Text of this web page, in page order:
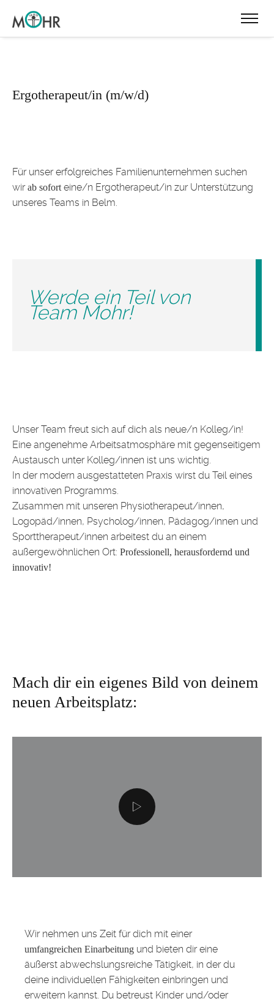
Ergotherapeut/in (m/w/d)
Für unser erfolgreiches Familienunternehmen suchen
wirab sofort eine/n Ergotherapeut/in zur Unterstützung
unseres Teams in Belm.
Werde ein Teil von
Team Mohr!
Unser Team freut sich auf dich als neue/n Kolleg/in!
Eine angenehme Arbeitsatmosphäre mit gegenseitigem
Austausch unter Kolleg/innen ist uns wichtig.
In der modern ausgestatteten Praxis wirst du Teil eines
innovativen Programms.
Zusammen mit unseren Physiotherapeut/innen,
Logopäd/innen, Psycholog/innen, Pädagog/innen und
Sporttherapeut/innen arbeitest du an einem
außergewöhnlichen Ort: Professionell, herausfordernd und
innovativ!
Mach dir ein eigenes Bild von deinem
neuen Arbeitsplatz:
Wir nehmen uns Zeit für dich mit einer
umfangreichen Einarbeitung und bieten dir eine
äußerst abwechslungsreiche Tätigkeit, in der du
deine individuellen Fähigkeiten einbringen und
erweitern kannst. Du betreust Kinder und/oder